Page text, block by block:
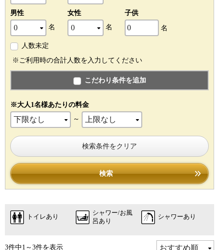
男性
名
女性
名
子供
名
人数未定
※ご利用時の合計人数を入力してください
こだわり条件を追加
※大人1名様あたりの料金
～
検索条件をクリア
検索
トイレあり
シャワー/お風
呂あり
シャワーあり
3件中1～3件を表示